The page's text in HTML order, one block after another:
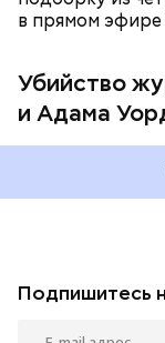
в прямом эфире
Убийство
и Адама
расистское
«подсидела», а
Подпишитесь